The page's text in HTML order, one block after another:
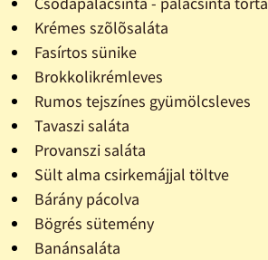
Krémes szõlõsaláta
Fasírtos sünike
Brokkolikrémleves
Rumos tejszínes gyümölcsleves
Tavaszi saláta
Provanszi saláta
Sült alma csirkemájjal töltve
Bárány pácolva
Bögrés sütemény
Banánsaláta